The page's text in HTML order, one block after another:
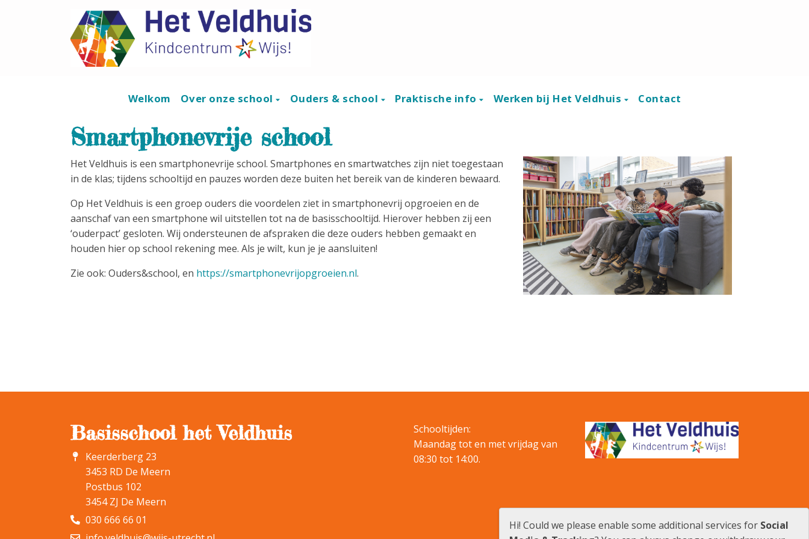
Welkom Over onze school Ouders & school Praktische info Werken bij Het Veldhuis Contact
Smartphonevrije school
Het Veldhuis is een smartphonevrije school. Smartphones en smartwatches zijn niet toegestaan
in de klas; tijdens schooltijd en pauzes worden deze buiten het bereik van de kinderen bewaard.
Op Het Veldhuis is een groep ouders die voordelen ziet in smartphonevrij opgroeien en de
aanschaf van een smartphone wil uitstellen tot na de basisschooltijd. Hierover hebben zij een
‘ouderpact’ gesloten. Wij ondersteunen de afspraken die deze ouders hebben gemaakt en
houden hier op school rekening mee. Als je wilt, kun je je aansluiten!
Zie ook: Ouders&school, en https://smartphonevrijopgroeien.nl.
Basisschool het Veldhuis
Keerderberg 23
3453 RD De Meern
Postbus 102
3454 ZJ De Meern
030 666 66 01
Schooltijden:
Maandag tot en met vrijdag van
08:30 tot 14:00.
Hi! Could we please enable some additional services for Social